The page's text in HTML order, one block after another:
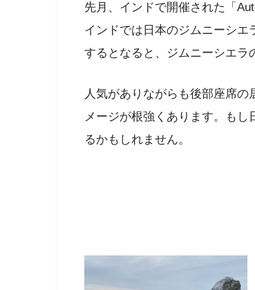
先月、インドで開催された「
インドでは日本のジムニーシエ
するとなると、ジムニーシエラ
人気がありながらも後部座席
メージが根強くあります。も
るかもしれません。